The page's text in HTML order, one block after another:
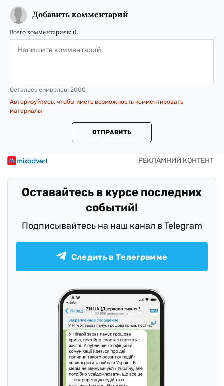
Добавить комментарий
Всего комментариев: 0
Осталось символов: 2000
Авторизуйтесь, чтобы иметь возможность комментировать
материалы
ОТПРАВИТЬ
Оставайтесь в курсе последних
событий!
Подписывайтесь на наш канал в Telegram
Следить в Телеграмме